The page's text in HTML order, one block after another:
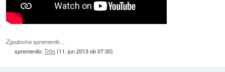
Zgodovina sprememb…
spremenilo:Tr0n(11. jun 2013 ob 07:30)